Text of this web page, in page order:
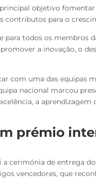
objetivo
contributos para o
todos os membros
a inovação, o
com uma das equipas
nacional marcou
a aprendizagem
prémio
cerimónia de entrega
vencedores, que